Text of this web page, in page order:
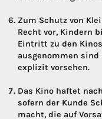
Zum Schutz von
Recht vor, Kindern
Eintritt zu den
ausgenommen
explizit vorsehen.
Das Kino haftet
sofern der Kunde
macht, die auf